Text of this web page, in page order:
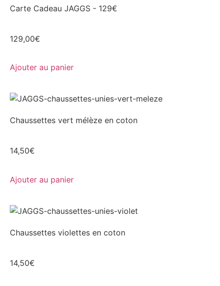
Carte Cadeau JAGGS - 129€
129,00€
Ajouter au panier
Chaussettes vert mélèze en coton
14,50€
Ajouter au panier
Chaussettes violettes en coton
14,50€